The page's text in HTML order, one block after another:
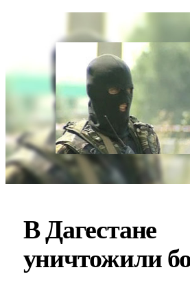
В Дагестане
уничтожили